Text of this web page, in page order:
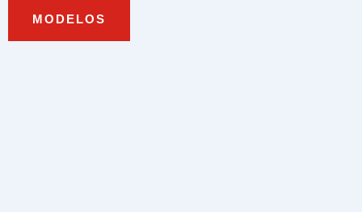
MODELOS